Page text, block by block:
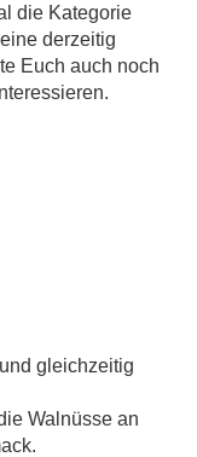
die Kategorie
derzeitig
Euch auch noch
gleichzeitig
Walnüsse an